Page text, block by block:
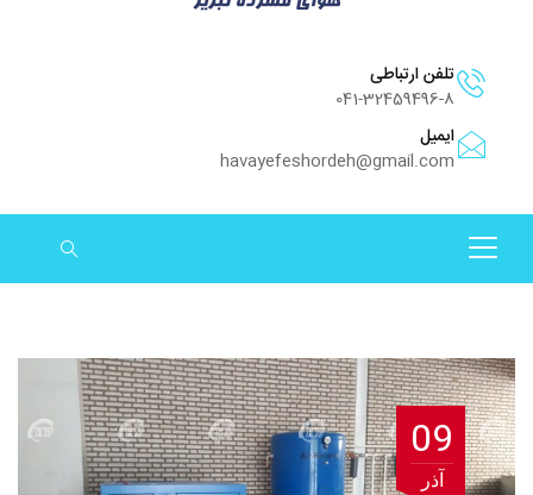
تلفن ارتباطی
041-32459496-8
ایمیل
havayefeshordeh@gmail.com
09
آذر